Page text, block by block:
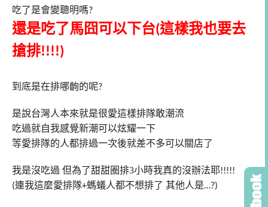
吃了是會變聰明嗎?
還是吃了馬囧可以下台(這樣我也要去
搶排!!!!)
到底是在排哪齣的呢?
是說台灣人本來就是很愛這樣排隊敢潮流
吃過就自我感覺新潮可以炫耀一下
等愛排隊的人都排過一次後就差不多可以關店了
我是沒吃過 但為了甜甜圈排3小時我真的沒辦法耶!!!!!
(連我這麼愛排隊+螞蟻人都不想排了 其他人是…?)